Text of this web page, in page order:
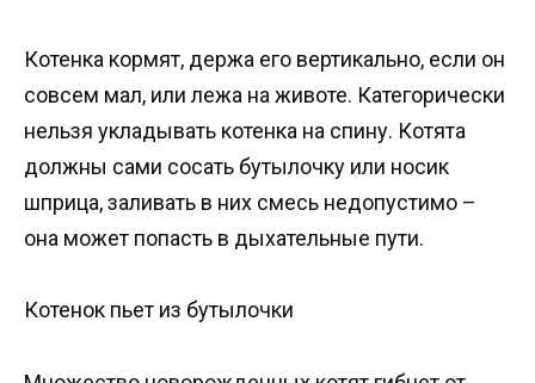
Котенка кормят, держа его вертикально, если он
совсем мал, или лежа на животе. Категорически
нельзя укладывать котенка на спину. Котята
должны сами сосать бутылочку или носик
шприца, заливать в них смесь недопустимо –
она может попасть в дыхательные пути.
Котенок пьет из бутылочки